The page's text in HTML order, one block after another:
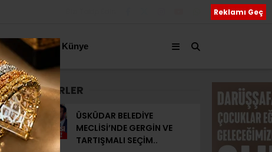
Hakkımızda Künye
SON HABERLER
ÜSKÜDAR BELEDİYE
MECLİSİ’NDE GERGİN VE
TARTIŞMALI SEÇİM..
Reklamı Geç